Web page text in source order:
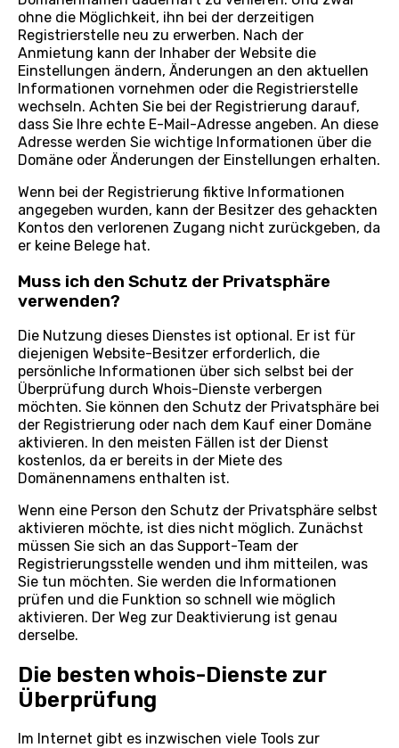
ohne die Möglichkeit, ihn bei der derzeitigen
Registrierstelle neu zu erwerben. Nach der
Anmietung kann der Inhaber der Website die
Einstellungen ändern, Änderungen an den aktuellen
Informationen vornehmen oder die Registrierstelle
wechseln. Achten Sie bei der Registrierung darauf,
dass Sie Ihre echte E-Mail-Adresse angeben. An diese
Adresse werden Sie wichtige Informationen über die
Domäne oder Änderungen der Einstellungen erhalten.
Wenn bei der Registrierung fiktive Informationen
angegeben wurden, kann der Besitzer des gehackten
Kontos den verlorenen Zugang nicht zurückgeben, da
er keine Belege hat.
Muss ich den Schutz der Privatsphäre
verwenden?
Die Nutzung dieses Dienstes ist optional. Er ist für
diejenigen Website-Besitzer erforderlich, die
persönliche Informationen über sich selbst bei der
Überprüfung durch Whois-Dienste verbergen
möchten. Sie können den Schutz der Privatsphäre bei
der Registrierung oder nach dem Kauf einer Domäne
aktivieren. In den meisten Fällen ist der Dienst
kostenlos, da er bereits in der Miete des
Domänennamens enthalten ist.
Wenn eine Person den Schutz der Privatsphäre selbst
aktivieren möchte, ist dies nicht möglich. Zunächst
müssen Sie sich an das Support-Team der
Registrierungsstelle wenden und ihm mitteilen, was
Sie tun möchten. Sie werden die Informationen
prüfen und die Funktion so schnell wie möglich
aktivieren. Der Weg zur Deaktivierung ist genau
derselbe.
Die besten whois-Dienste zur
Überprüfung
Im Internet gibt es inzwischen viele Tools zur